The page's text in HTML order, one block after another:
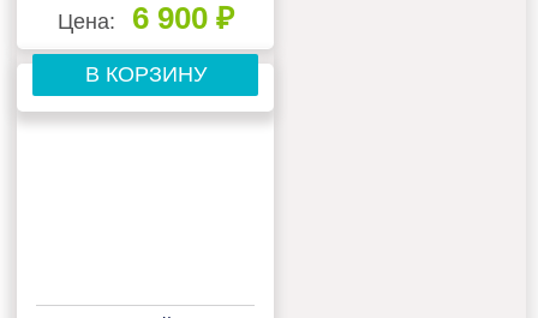
Цена: 6 900 ₽
В КОРЗИНУ